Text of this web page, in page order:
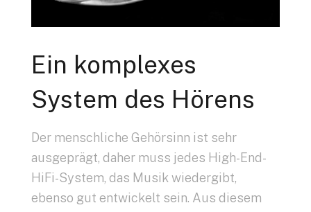
Ein komplexes
System des Hörens
Der menschliche Gehörsinn ist sehr
ausgeprägt, daher muss jedes High-End-
HiFi-System, das Musik wiedergibt,
ebenso gut entwickelt sein. Aus diesem